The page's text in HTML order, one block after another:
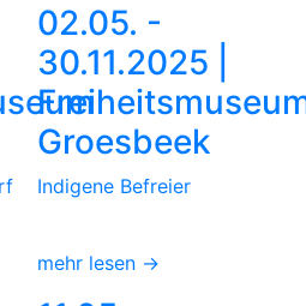
02.05. -
30.11.2025 |
Groesbeek
Indigene Befreier
mehr lesen →